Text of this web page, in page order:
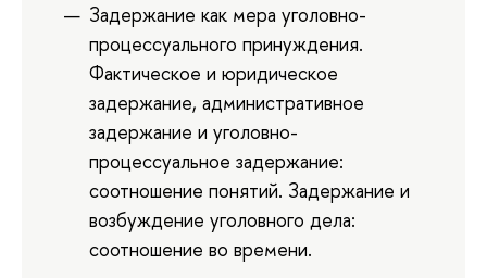
Задержание как мера уголовно-
процессуального принуждения.
Фактическое и юридическое
задержание, административное
задержание и уголовно-
процессуальное задержание:
соотношение понятий. Задержание и
возбуждение уголовного дела:
соотношение во времени.